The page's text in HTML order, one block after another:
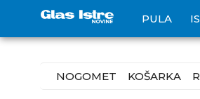
PULA
NOGOMET KOŠARKA